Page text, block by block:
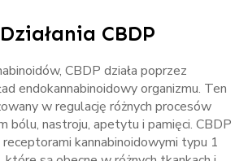
CBDP
CBDP działa poprzez
endokannabinoidowy organizmu. Ten
w regulację różnych procesów
bólu, nastroju, apetytu i pamięci. CBDP
receptorami kannabinoidowymi typu 1